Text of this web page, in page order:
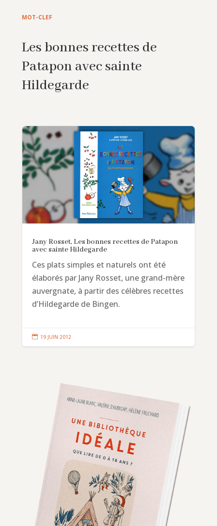
MOT-CLEF
Les bonnes recettes de
Patapon avec sainte
Hildegarde
Jany Rosset, Les bonnes recettes de Patapon
avec sainte Hildegarde
Ces plats simples et naturels ont été
élaborés par Jany Rosset, une grand-mère
auvergnate, à partir des célèbres recettes
d’Hildegarde de Bingen.
 19 JUIN 2012